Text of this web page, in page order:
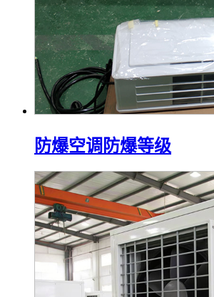
防爆空调防爆等级